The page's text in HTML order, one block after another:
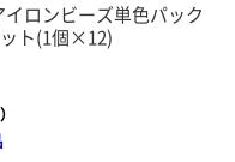
ロンビーズ単色パック
ト(1個×12)